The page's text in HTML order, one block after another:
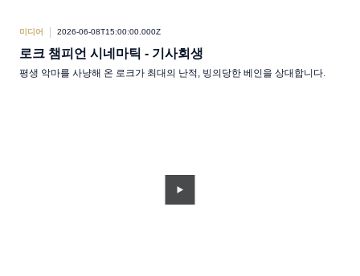
미디어 2026-06-08T15:00:00.000Z
로크 챔피언 시네마틱 - 기사회생
평생 악마를 사냥해 온 로크가 최대의 난적, 빙의당한 베인을 상대합니다.